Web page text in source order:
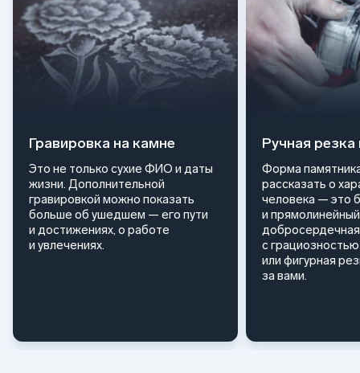
Гравировка на камне
Это не только сухие ФИО и даты
жизни. Дополнительной
гравировкой можно показать
больше об ушедшем — его пути
и достижениях, о работе
и увлечениях.
Ручная
Форма
рассказать о
человека — это
и
с
или фигурная
за вами.